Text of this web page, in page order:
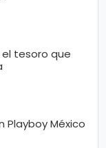
tesoro que
Playboy México